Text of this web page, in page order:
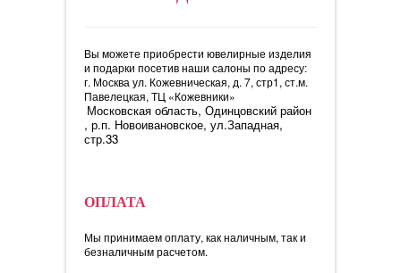
Вы можете приобрести ювелирные изделия
и подарки посетив наши салоны по адресу:
г. Москва ул. Кожевническая, д. 7, стр1, ст.м.
Павелецкая, ТЦ «Кожевники»
Московская область, Одинцовский район
, р.п. Новоивановское, ул.Западная,
стр.33
ОПЛАТА
Мы принимаем оплату, как наличным, так и
безналичным расчетом.